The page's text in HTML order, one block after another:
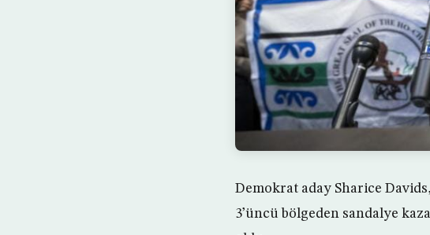
Demokrat aday Sharice
3’üncü bölgeden sandalye